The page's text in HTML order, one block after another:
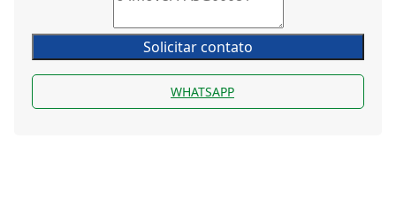
Solicitar contato
WHATSAPP